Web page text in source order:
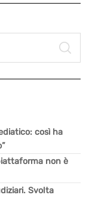
così ha
non è
Svolta